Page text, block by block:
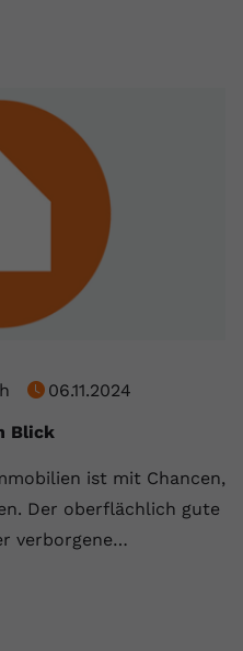
06.11.2024
Blick
ist mit Chancen,
Der oberflächlich gute
verborgene…